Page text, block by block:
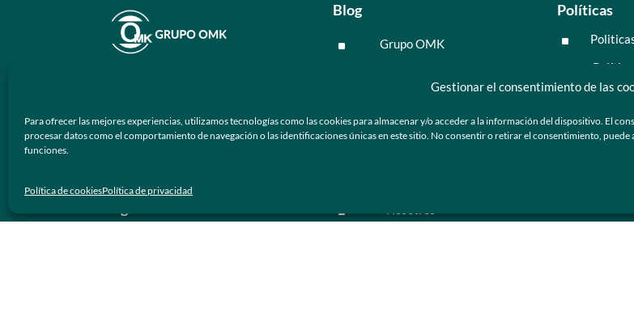
Gestionar el consentimiento de las
Para ofrecer las mejores experiencias, utilizamos tecnologías como las cookies para almacenar y/o acceder a la información del dispositivo. El
procesar datos como el comportamiento de navegación o las identificaciones únicas en este sitio. No consentir o retirar el consentimiento,
funciones.
Política de cookiesPolítica de privacidad
ópticos y lentes de sol de calidad y
Blog
^ Grupo OMK
^ Tecnología
^
Políticas
^
Preguntas